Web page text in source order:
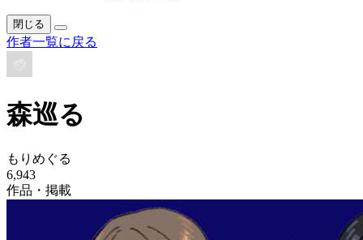
閉じる
作者一覧に戻る
森巡る
もりめぐる
6,943
作品・掲載